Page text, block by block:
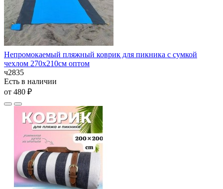
Непромокаемый пляжный коврик для пикника с сумкой
чехлом 270х210см оптом
ч2835
Есть в наличии
от 480 ₽